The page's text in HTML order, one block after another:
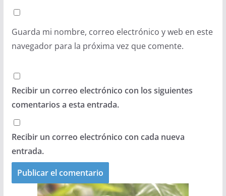
Guarda mi nombre, correo electrónico y web en este
navegador para la próxima vez que comente.
Recibir un correo electrónico con los siguientes
comentarios a esta entrada.
Recibir un correo electrónico con cada nueva
entrada.